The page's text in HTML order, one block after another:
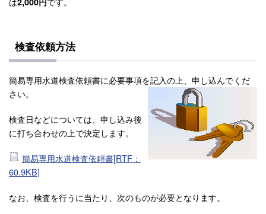
検査依頼方法
簡易専用水道検査依頼書に必要事項を記入の上、申し込んでくだ
さい。
検査日などについては、申し込み後
に打ち合わせの上で決定します。
簡易専用水道検査依頼書[RTF：
60.9KB]
なお、検査を行うに当たり、次のものが必要となります。